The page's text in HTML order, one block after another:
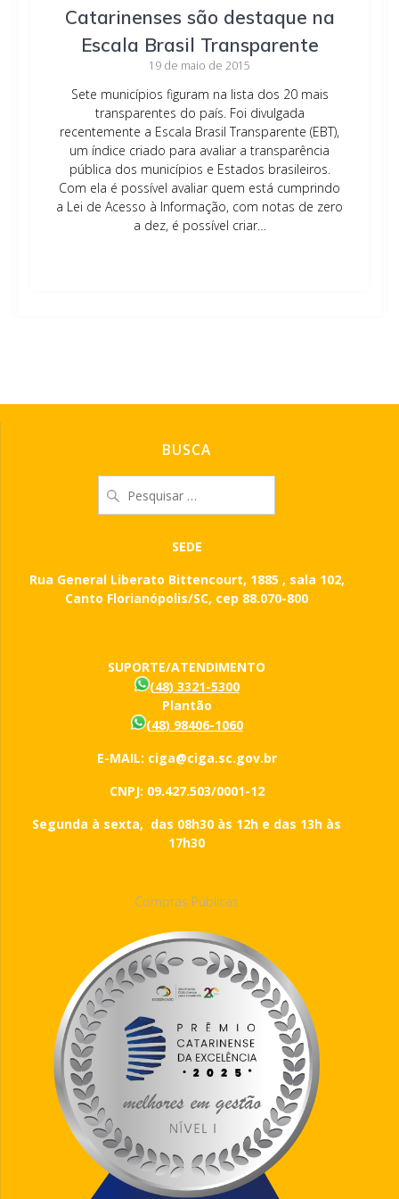
Catarinenses são destaque na
Escala Brasil Transparente
19 de maio de 2015
Sete municípios figuram na lista dos 20 mais
transparentes do país. Foi divulgada
recentemente a Escala Brasil Transparente (EBT),
um índice criado para avaliar a transparência
pública dos municípios e Estados brasileiros.
Com ela é possível avaliar quem está cumprindo
a Lei de Acesso à Informação, com notas de zero
a dez, é possível criar…
BUSCA
por:
SEDE
Rua General Liberato Bittencourt, 1885 , sala 102,
Canto Florianópolis/SC, cep 88.070-800
SUPORTE/ATENDIMENTO
(48) 3321-5300
Plantão
(48) 98406-1060
E-MAIL: ciga@ciga.sc.gov.br
CNPJ: 09.427.503/0001-12
Segunda à sexta, das 08h30 às 12h e das 13h às
17h30
Compras Públicas